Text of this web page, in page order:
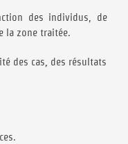
des individus, de
la zone traitée.
des cas, des résultats